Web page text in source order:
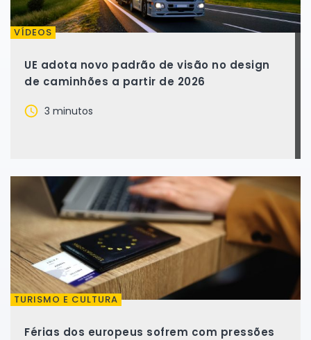
VÍDEOS
UE adota novo padrão de visão no design
de caminhões a partir de 2026
3 minutos
TURISMO E CULTURA
Férias dos europeus sofrem com pressões